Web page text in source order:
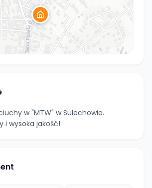
w "MTW" w Sulechowie.
i wysoka jakość!